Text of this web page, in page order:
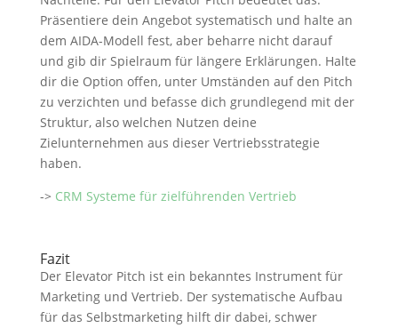
Präsentiere dein Angebot systematisch und halte an
dem AIDA-Modell fest, aber beharre nicht darauf
und gib dir Spielraum für längere Erklärungen. Halte
dir die Option offen, unter Umständen auf den Pitch
zu verzichten und befasse dich grundlegend mit der
Struktur, also welchen Nutzen deine
Zielunternehmen aus dieser Vertriebsstrategie
haben.
-> CRM Systeme für zielführenden Vertrieb
Fazit
Der Elevator Pitch ist ein bekanntes Instrument für
Marketing und Vertrieb. Der systematische Aufbau
für das Selbstmarketing hilft dir dabei, schwer